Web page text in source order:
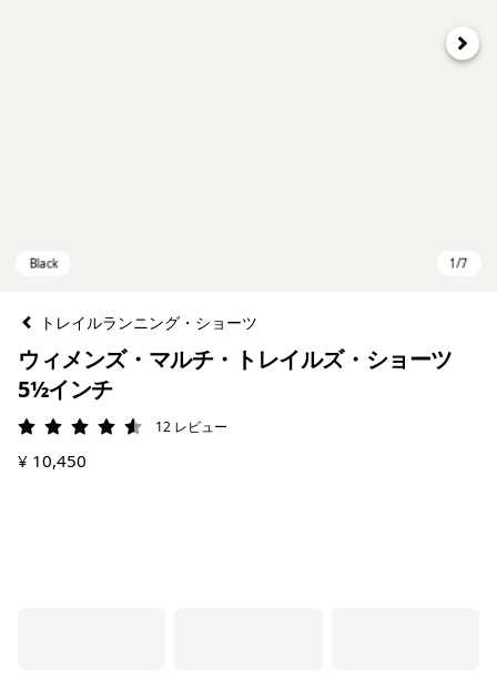
次へ
トレイルランニング・ショーツ
ウィメンズ・マルチ・トレイルズ・ショーツ
5½インチ
評価: 4.6 / 5
12 レビュー
¥ 10,450